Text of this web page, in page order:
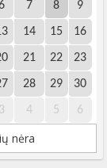
7 8 9
14 15 16
21 22 23
28 29 30
3 4 5 6
nėra